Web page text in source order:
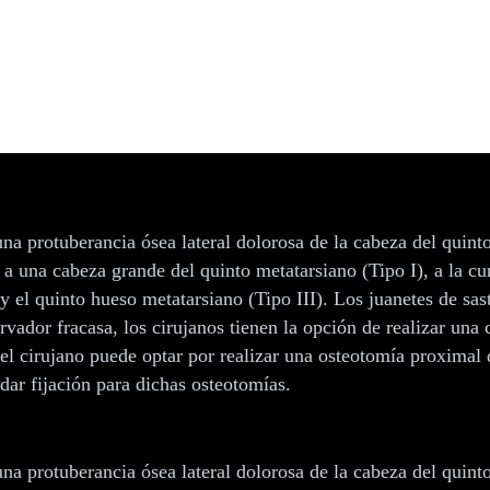
protuberancia ósea lateral dolorosa de la cabeza del
a una cabeza grande del quinto metatarsiano (Tipo I), a la
quinto hueso metatarsiano (Tipo III). Los juanetes de
fracasa, los cirujanos tienen la opción de realizar
puede optar por realizar una osteotomía proximal
fijación para dichas osteotomías.
protuberancia ósea lateral dolorosa de la cabeza del